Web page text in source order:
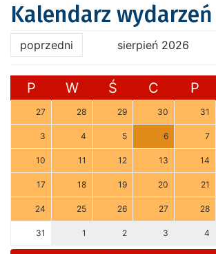
Kalendarz wydarzeń
poprzedni sierpień 2026
P W Ś C P
27 28 29 30 31
3 4 5 6 7
10 11 12 13 14
17 18 19 20 21
24 25 26 27 28
31 1 2 3 4